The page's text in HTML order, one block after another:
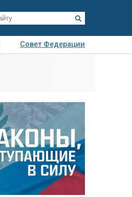
Совет Федерации